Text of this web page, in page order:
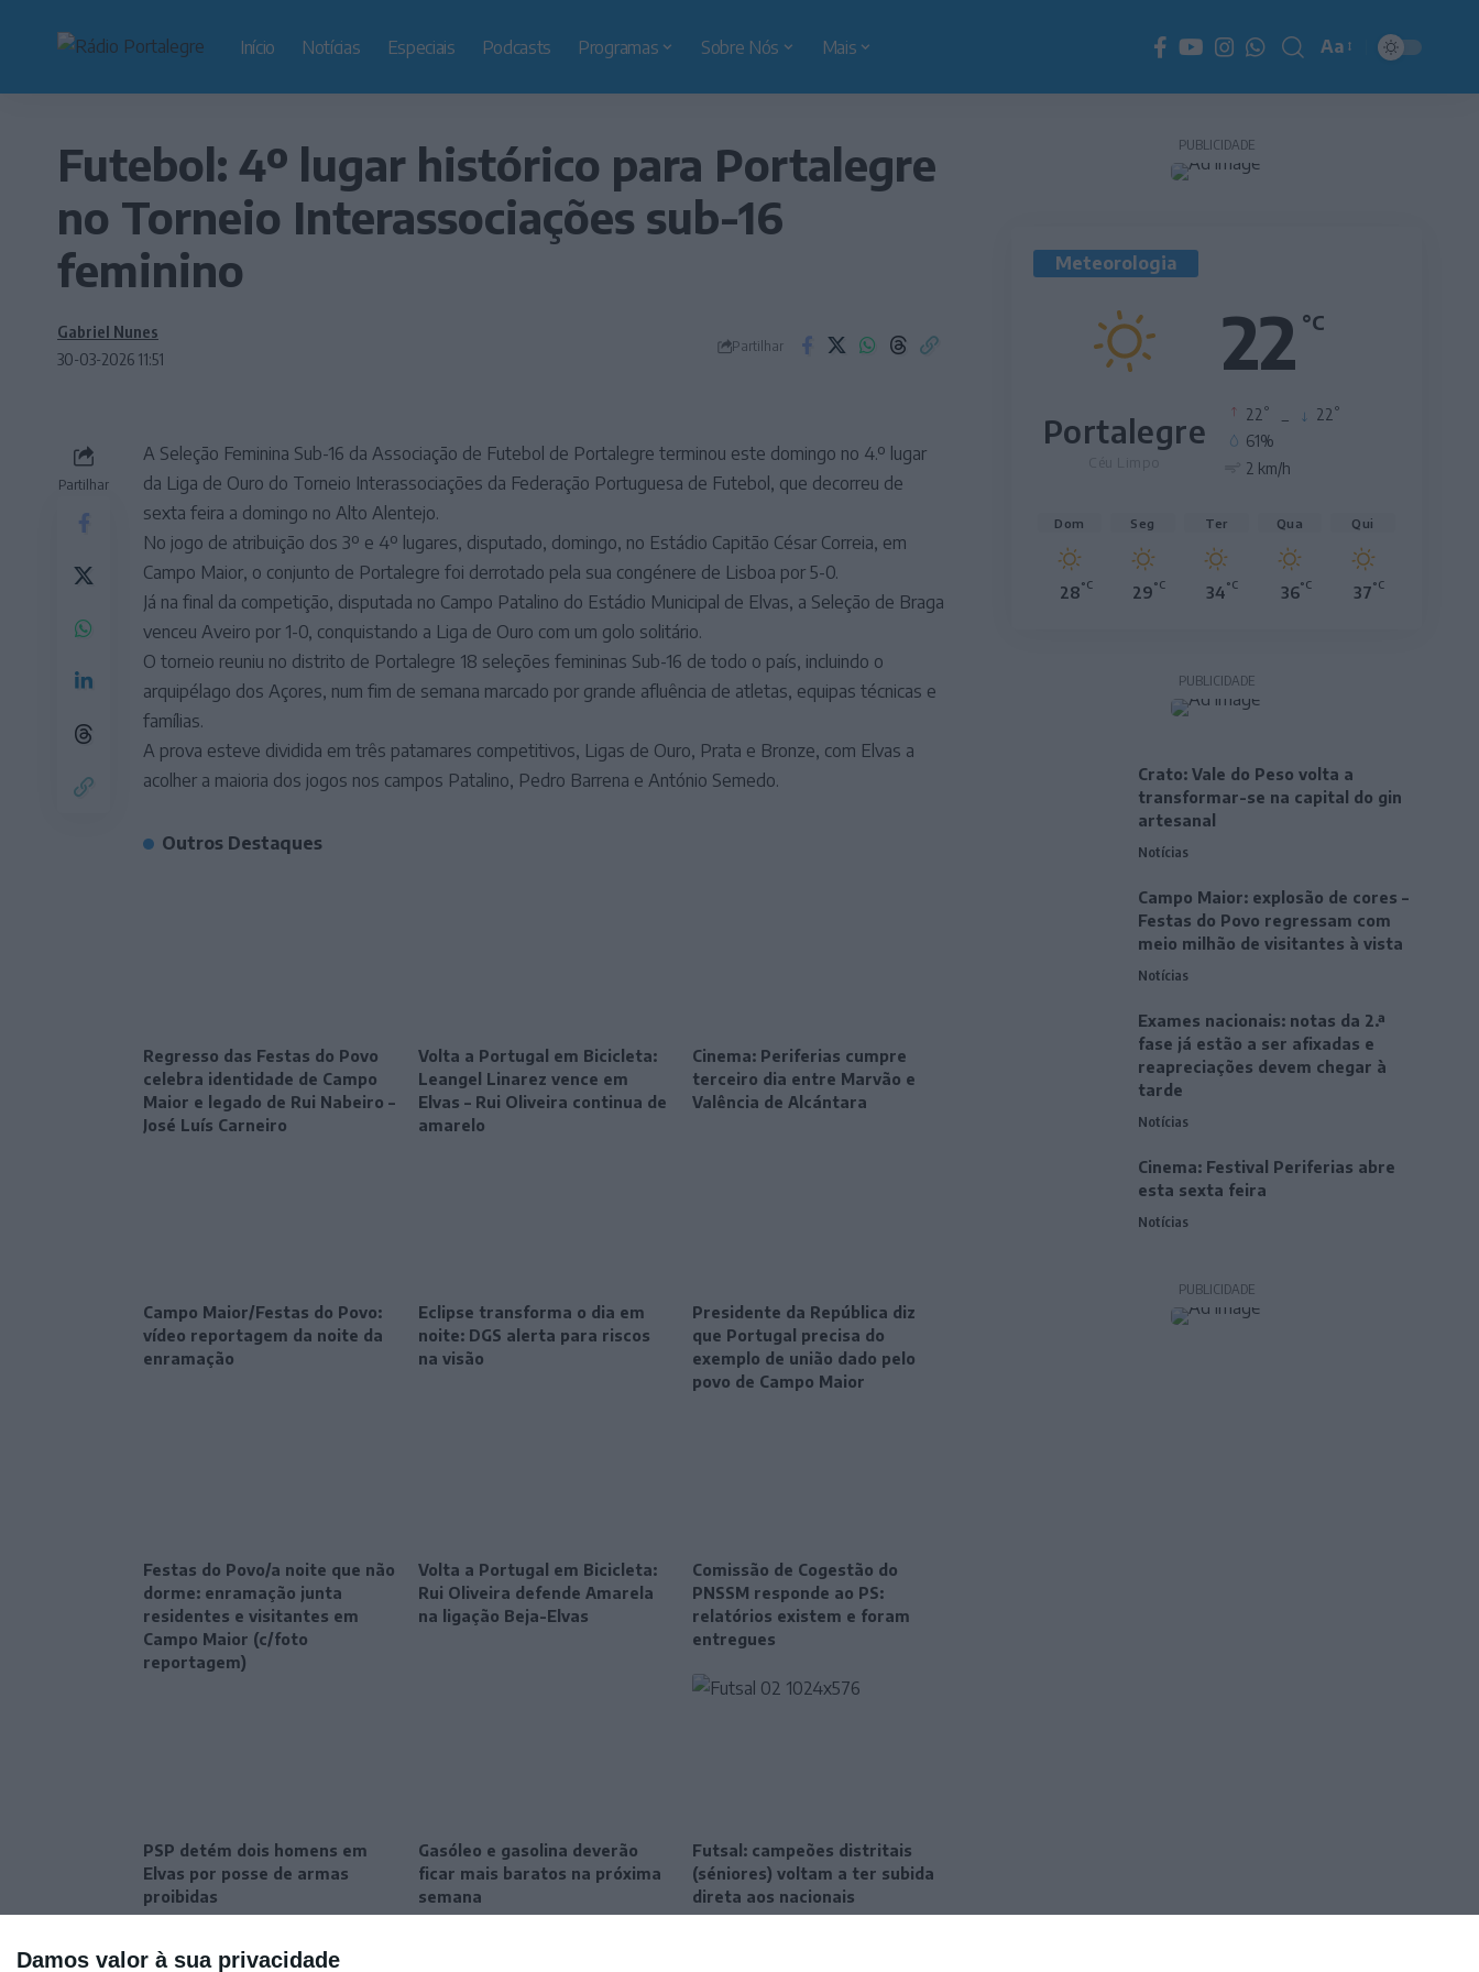
Damos valor à sua privacidade
Início Notícias Especiais Podcasts Programas Sobre Nós Mais
Redimensionador
de
Aa
Futebol: 4º lugar histórico para Portalegre
no Torneio Interassociações sub-16
feminino
30-03-2026 11:51
Gabriel Nunes
Partilhar
Partilhar
A Seleção Feminina Sub-16 da Associação de Futebol de Portalegre terminou este domingo no 4.º lugar
da Liga de Ouro do Torneio Interassociações da Federação Portuguesa de Futebol, que decorreu de
sexta feira a domingo no Alto Alentejo.
No jogo de atribuição dos 3º e 4º lugares, disputado, domingo, no Estádio Capitão César Correia, em
Campo Maior, o conjunto de Portalegre foi derrotado pela sua congénere de Lisboa por 5-0.
Já na final da competição, disputada no Campo Patalino do Estádio Municipal de Elvas, a Seleção de Braga
venceu Aveiro por 1-0, conquistando a Liga de Ouro com um golo solitário.
O torneio reuniu no distrito de Portalegre 18 seleções femininas Sub-16 de todo o país, incluindo o
arquipélago dos Açores, num fim de semana marcado por grande afluência de atletas, equipas técnicas e
famílias.
A prova esteve dividida em três patamares competitivos, Ligas de Ouro, Prata e Bronze, com Elvas a
acolher a maioria dos jogos nos campos Patalino, Pedro Barrena e António Semedo.
Outros Destaques
Regresso das Festas do Povo
celebra identidade de Campo
Maior e legado de Rui Nabeiro –
José Luís Carneiro
Volta a Portugal em Bicicleta:
Leangel Linarez vence em
Elvas – Rui Oliveira continua de
amarelo
Cinema: Periferias cumpre
terceiro dia entre Marvão e
Valência de Alcántara
Campo Maior/Festas do Povo:
vídeo reportagem da noite da
enramação
Eclipse transforma o dia em
noite: DGS alerta para riscos
na visão
Presidente da República diz
que Portugal precisa do
exemplo de união dado pelo
povo de Campo Maior
Festas do Povo/a noite que não
dorme: enramação junta
residentes e visitantes em
Campo Maior (c/foto
reportagem)
Volta a Portugal em Bicicleta:
Rui Oliveira defende Amarela
na ligação Beja-Elvas
Comissão de Cogestão do
PNSSM responde ao PS:
relatórios existem e foram
entregues
PSP detém dois homens em
Elvas por posse de armas
proibidas
Gasóleo e gasolina deverão
ficar mais baratos na próxima
semana
Futsal: campeões distritais
(séniores) voltam a ter subida
direta aos nacionais
PUBLICIDADE
Meteorologia
22 °C
Portalegre 22 ° 22 °
61%
2 km/h
Dom
28°C
Seg
29°C
Ter
34°C
Qua
36°C
Qui
37°C
PUBLICIDADE
Crato: Vale do Peso volta a
transformar-se na capital do gin
artesanal
Notícias
Campo Maior: explosão de cores –
Festas do Povo regressam com
meio milhão de visitantes à vista
Notícias
Exames nacionais: notas da 2.ª
fase já estão a ser afixadas e
reapreciações devem chegar à
tarde
Notícias
Cinema: Festival Periferias abre
esta sexta feira
Notícias
PUBLICIDADE